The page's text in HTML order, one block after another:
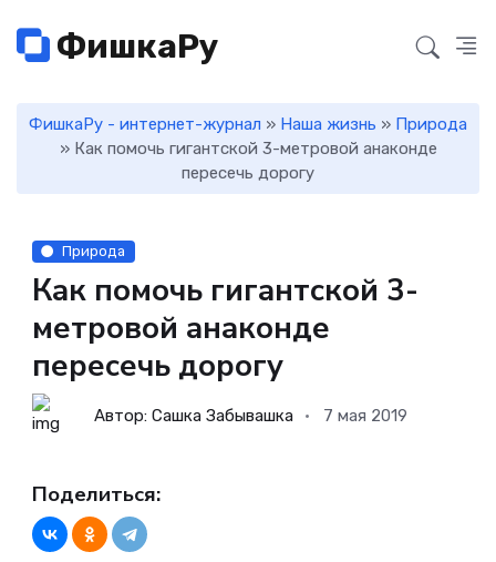
ФишкаРу
ФишкаРу - интернет-журнал » Наша жизнь » Природа
» Как помочь гигантской 3-метровой анаконде
пересечь дорогу
Природа
Как помочь гигантской 3-
метровой анаконде
пересечь дорогу
Автор: Сашка Забывашка 7 мая 2019
Поделиться: